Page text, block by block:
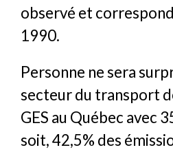
observé et
1990.
Personne ne sera
secteur du transport
GES au Québec avec
soit, 42,5% des